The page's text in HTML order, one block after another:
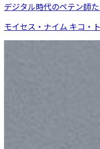
デジタル時代のペテン師
モイセス・ナイム キコ・